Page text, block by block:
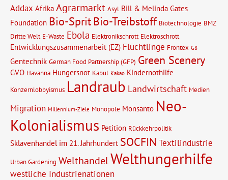
Addax Afrika Agrarmarkt Asyl Bill & Melinda Gates
Foundation Bio-SpritBio-Treibstoff Biotechnologie BMZ
Dritte Welt E-Waste Ebola Elektronikschrott Elektroschrott
Entwicklungszusammenarbeit (EZ) Flüchtlinge Frontex G8
Gentechnik German Food Partnership (GFP) Green Scenery
GVO Havanna Hungersnot Kabul Kakao Kindernothilfe
Konzernlobbyismus Landraub Landwirtschaft Medien
Migration Millennium-Ziele Monopole Monsanto Neo-
Kolonialismus Petition Rückkehrpolitik
Sklavenhandel im 21. Jahrhundert SOCFIN Textilindustrie
Urban Gardening WelthandelWelthungerhilfe
westliche Industrienationen